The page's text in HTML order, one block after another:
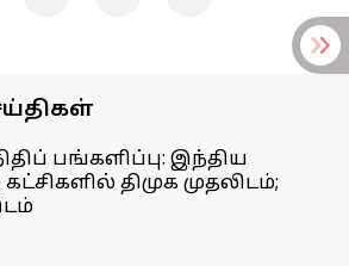
பங்களிப்பு: இந்திய
திமுக முதலிடம்;